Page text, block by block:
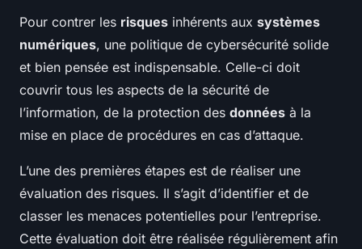
Pour contrer les risques inhérents aux systèmes
numériques, une politique de cybersécurité solide
et bien pensée est indispensable. Celle-ci doit
couvrir tous les aspects de la sécurité de
l’information, de la protection des données à la
mise en place de procédures en cas d’attaque.
L’une des premières étapes est de réaliser une
évaluation des risques. Il s’agit d’identifier et de
classer les menaces potentielles pour l’entreprise.
Cette évaluation doit être réalisée régulièrement afin